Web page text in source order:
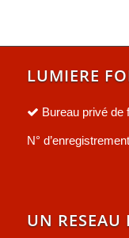
LUMIERE
Bureau privé de
N°
UN